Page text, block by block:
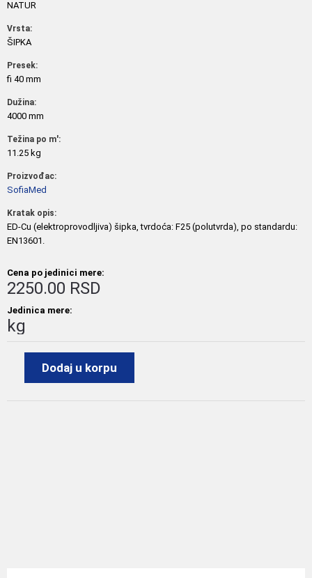
NATUR
Vrsta:
ŠIPKA
Presek:
fi 40 mm
Dužina:
4000 mm
Težina po m':
11.25 kg
Proizvođac:
SofiaMed
Kratak opis:
ED-Cu (elektroprovodljiva) šipka, tvrdoća: F25 (polutvrda), po standardu:
EN13601.
Cena po jedinici mere:
2250.00 RSD
Jedinica mere:
kg
Dodaj u korpu